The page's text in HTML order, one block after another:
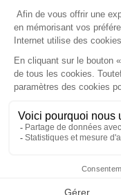
À propos
Paiement sécurisé
Livraison | Retour
Nos tutos
Connexion /
2018 - 2026 ©